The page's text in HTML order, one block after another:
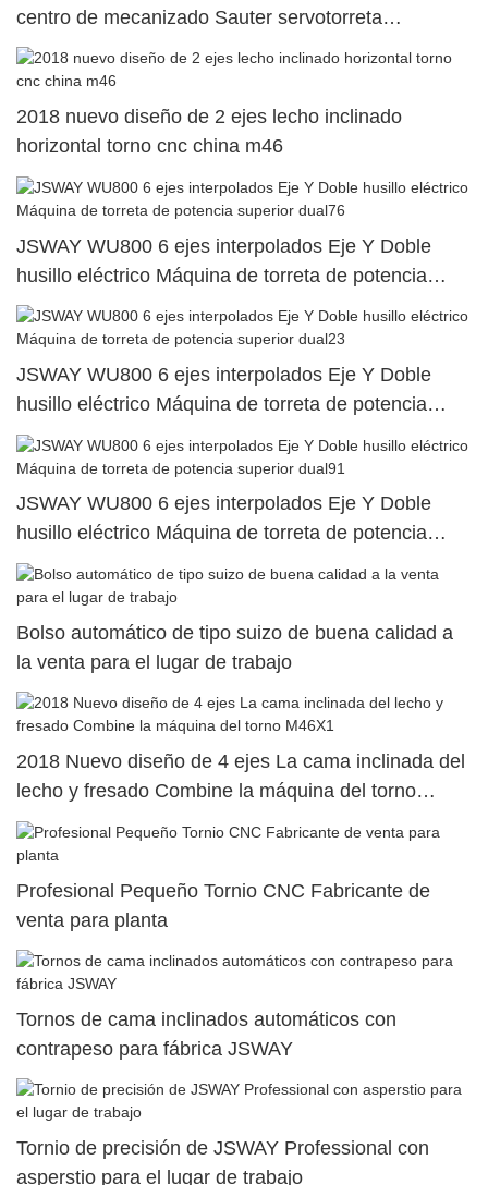
centro de mecanizado Sauter servotorreta
SY500/S500/SY300/S30016
2018 nuevo diseño de 2 ejes lecho inclinado
horizontal torno cnc china m46
JSWAY WU800 6 ejes interpolados Eje Y Doble
husillo eléctrico Máquina de torreta de potencia
superior dual76
JSWAY WU800 6 ejes interpolados Eje Y Doble
husillo eléctrico Máquina de torreta de potencia
superior dual23
JSWAY WU800 6 ejes interpolados Eje Y Doble
husillo eléctrico Máquina de torreta de potencia
superior dual91
Bolso automático de tipo suizo de buena calidad a
la venta para el lugar de trabajo
2018 Nuevo diseño de 4 ejes La cama inclinada del
lecho y fresado Combine la máquina del torno
M46X1
Profesional Pequeño Tornio CNC Fabricante de
venta para planta
Tornos de cama inclinados automáticos con
contrapeso para fábrica JSWAY
Tornio de precisión de JSWAY Professional con
asperstio para el lugar de trabajo